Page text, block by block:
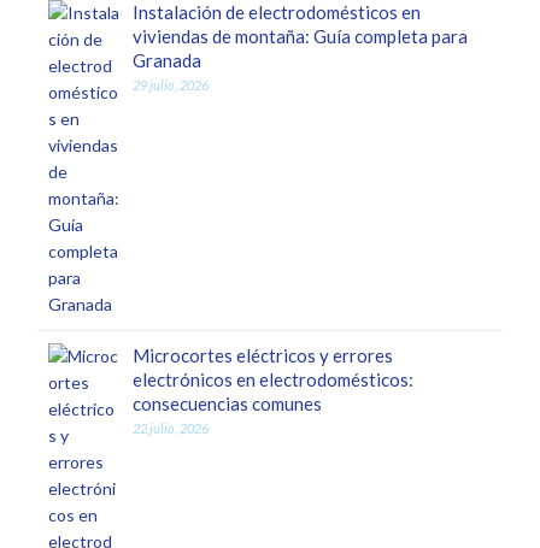
Instalación de electrodomésticos en
viviendas de montaña: Guía completa para
Granada
29 julio, 2026
Microcortes eléctricos y errores
electrónicos en electrodomésticos:
consecuencias comunes
22 julio, 2026